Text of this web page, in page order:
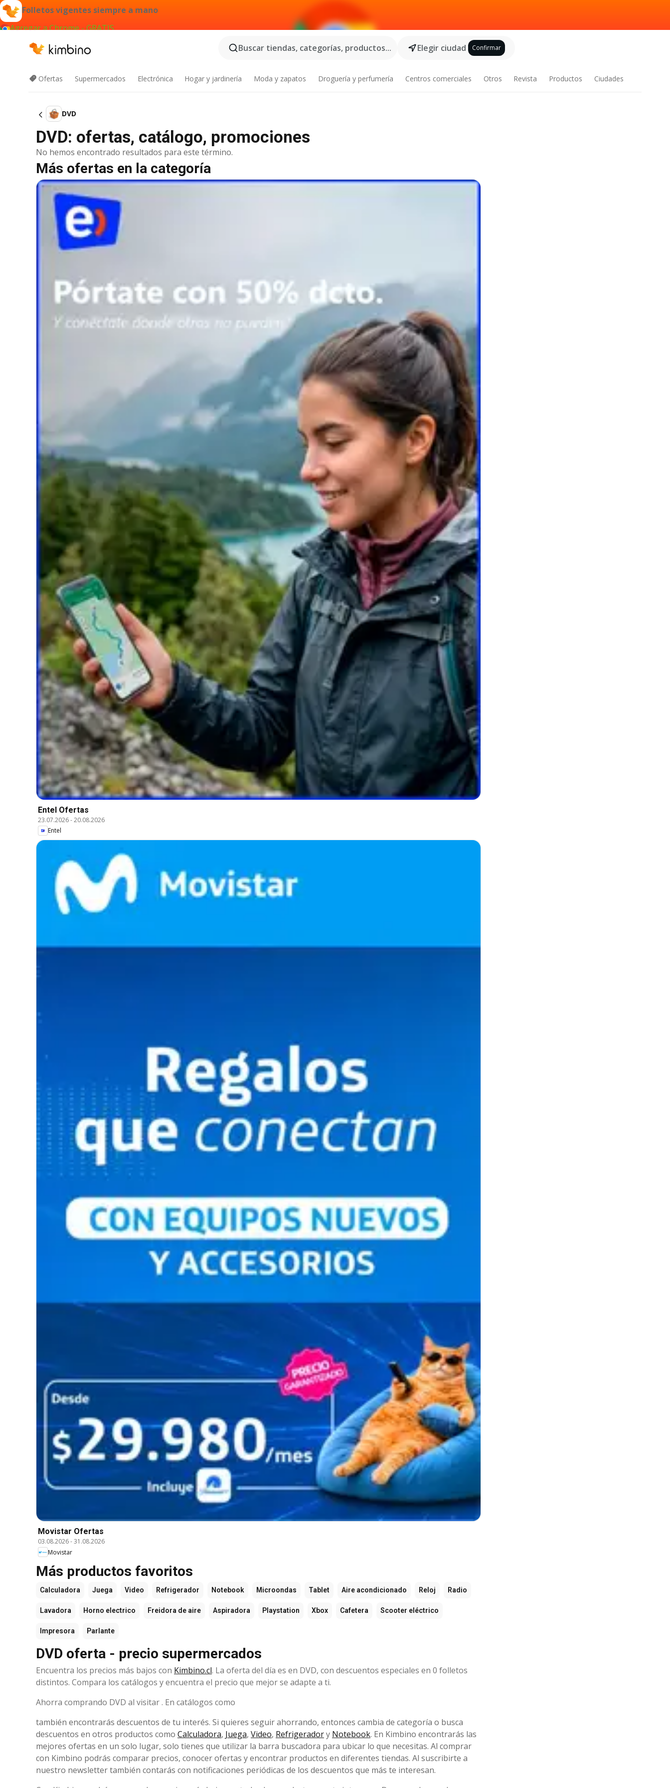
Folletos vigentes siempre a mano
Agregar a Chrome - GRATIS
Buscar tiendas, categorías, productos...
Elegir ciudad Confirmar
Ofertas Supermercados Electrónica Hogar y jardinería Moda y zapatos Droguería y perfumería Centros comerciales Otros Revista Productos Ciudades
DVD
DVD: ofertas, catálogo, promociones
No hemos encontrado resultados para este término.
Más ofertas en la categoría
Entel Ofertas
23.07.2026-20.08.2026
Entel
Movistar Ofertas
03.08.2026-31.08.2026
Movistar
Más productos favoritos
Calculadora Juega Video Refrigerador Notebook Microondas Tablet Aire acondicionado Reloj Radio
Lavadora Horno electrico Freidora de aire Aspiradora Playstation Xbox Cafetera Scooter eléctrico
Impresora Parlante
DVD oferta - precio supermercados
Encuentra los precios más bajos con Kimbino.cl. La oferta del día es en DVD, con descuentos especiales en 0 folletos
distintos. Compara los catálogos y encuentra el precio que mejor se adapte a ti.
Ahorra comprando DVD al visitar . En catálogos como
también encontrarás descuentos de tu interés. Si quieres seguir ahorrando, entonces cambia de categoría o busca
descuentos en otros productos como Calculadora, Juega, Video, Refrigeradory Notebook. En Kimbino encontrarás las
mejores ofertas en un solo lugar, solo tienes que utilizar la barra buscadora para ubicar lo que necesitas. Al comprar
con Kimbino podrás comparar precios, conocer ofertas y encontrar productos en diferentes tiendas. Al suscribirte a
nuestro newsletter también contarás con notificaciones periódicas de los descuentos que más te interesan.